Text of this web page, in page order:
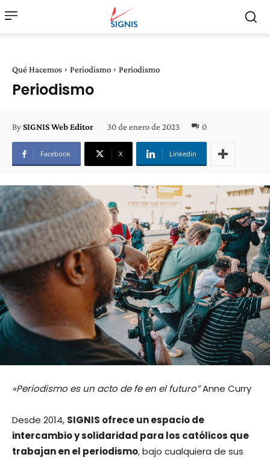
Qué Hacemos Periodismo Periodismo
Periodismo
BySIGNIS Web Editor 30 de enero de 2023 0
Facebook X Linkedin
«Periodismo es un acto de fe en el futuro”Anne Curry
Desde 2014, SIGNIS ofrece un espacio de
intercambio y solidaridad para los católicos que
trabajan en el periodismo, bajo cualquiera de sus